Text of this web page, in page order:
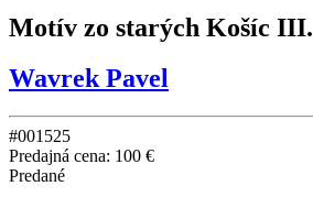
Motív zo starých Košíc III.
Wavrek Pavel
#001525
Predajná cena: 100 €
Predané